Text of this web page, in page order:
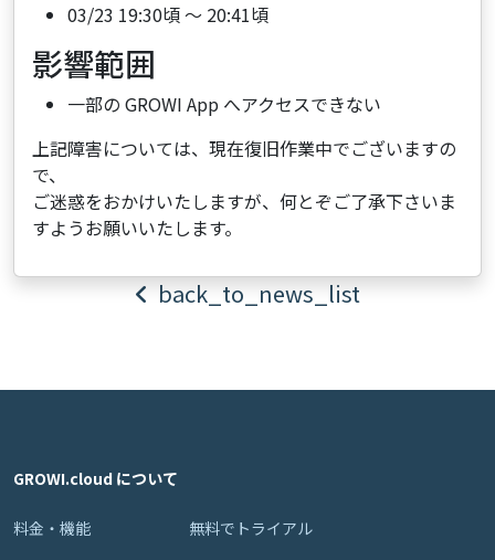
03/23 19:30頃 ～ 20:41頃
影響範囲
一部の GROWI App へアクセスできない
上記障害については、現在復旧作業中でございますの
で、
ご迷惑をおかけいたしますが、何とぞご了承下さいま
すようお願いいたします。
back_to_news_list
GROWI.cloud について
料金・機能
無料でトライアル